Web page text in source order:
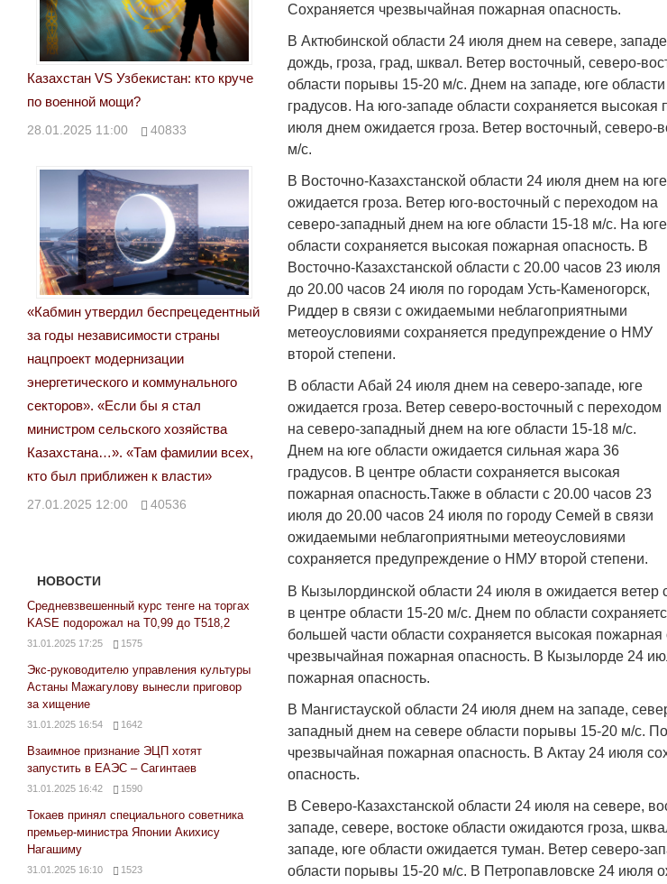
Сохраняется чрезвычайная пожарная опасность.
В Актюбинской области 24 июля днем на севере,
дождь, гроза, град, шквал. Ветер восточный, северо-
области порывы 15-20 м/с. Днем на западе, юге
градусов. На юго-западе области сохраняется
июля днем ожидается гроза. Ветер восточный,
м/с.
В Восточно-Казахстанской области 24 июля днем на юге
ожидается гроза. Ветер юго-восточный с переходом на
северо-западный днем на юге области 15-18 м/с. На юге
области сохраняется высокая пожарная опасность. В
Восточно-Казахстанской области с 20.00 часов 23 июля
до 20.00 часов 24 июля по городам Усть-Каменогорск,
Риддер в связи с ожидаемыми неблагоприятными
метеоусловиями сохраняется предупреждение о НМУ
второй степени.
В области Абай 24 июля днем на северо-западе, юге
ожидается гроза. Ветер северо-восточный с переходом
на северо-западный днем на юге области 15-18 м/с.
Днем на юге области ожидается сильная жара 36
градусов. В центре области сохраняется высокая
пожарная опасность.Также в области с 20.00 часов 23
июля до 20.00 часов 24 июля по городу Семей в связи
ожидаемыми неблагоприятными метеоусловиями
сохраняется предупреждение о НМУ второй степени.
В Кызылординской области 24 июля в ожидается
в центре области 15-20 м/с. Днем по области
большей части области сохраняется высокая пожарная
чрезвычайная пожарная опасность. В Кызылорде 24
пожарная опасность.
В Мангистауской области 24 июля днем на западе,
западный днем на севере области порывы 15-20 м/с. По
чрезвычайная пожарная опасность. В Актау 24 июля
опасность.
В Северо-Казахстанской области 24 июля на севере,
западе, севере, востоке области ожидаются гроза,
западе, юге области ожидается туман. Ветер северо-
области порывы 15-20 м/с. В Петропавловске 24 июля
Казахстан VS Узбекистан: кто круче
по военной мощи?
28.01.2025 11:00 40833
«Кабмин утвердил беспрецедентный
за годы независимости страны
нацпроект модернизации
энергетического и коммунального
секторов». «Если бы я стал
министром сельского хозяйства
Казахстана…». «Там фамилии всех,
кто был приближен к власти»
27.01.2025 12:00 40536
НОВОСТИ
Средневзвешенный курс тенге на торгах
KASE подорожал на Т0,99 до Т518,2
31.01.2025 17:25 1575
Экс-руководителю управления культуры
Астаны Мажагулову вынесли приговор
за хищение
31.01.2025 16:54 1642
Взаимное признание ЭЦП хотят
запустить в ЕАЭС – Сагинтаев
31.01.2025 16:42 1590
Токаев принял специального советника
премьер-министра Японии Акихису
Нагашиму
31.01.2025 16:10 1523